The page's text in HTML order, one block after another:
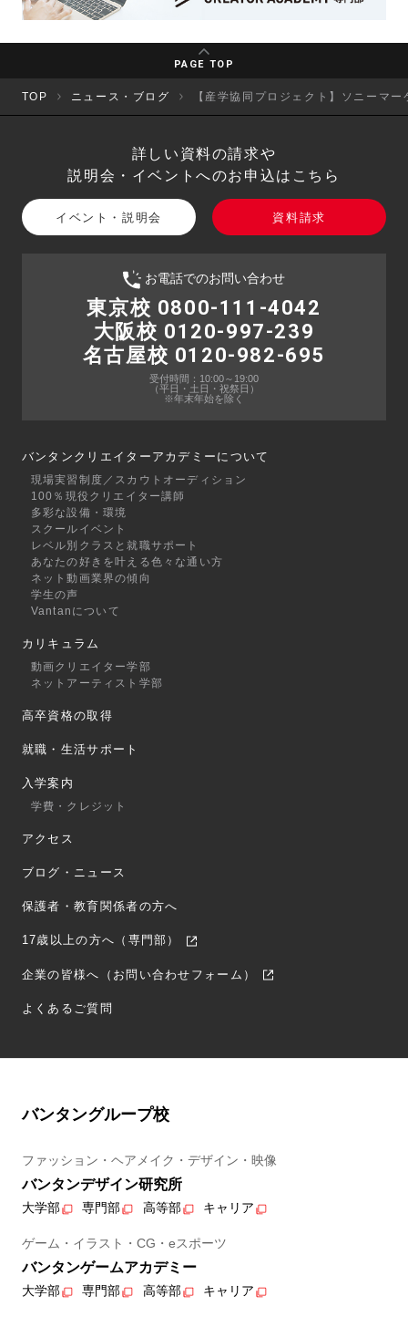
PAGE TOP
TOP ニュース・ブログ 【産学協同プロジェクト】ソニーマ
詳しい資料の請求や
説明会・イベントへのお申込はこちら
イベント・説明会 資料請求
お電話でのお問い合わせ
東京校 0800-111-4042
大阪校 0120-997-239
名古屋校 0120-982-695
受付時間：10:00～19:00
（平日・土日・祝祭日）
※年末年始を除く
バンタンクリエイターアカデミーについて
現場実習制度／スカウトオーディション
100％現役クリエイター講師
多彩な設備・環境
スクールイベント
レベル別クラスと就職サポート
あなたの好きを叶える⾊々な通い⽅
ネット動画業界の傾向
学生の声
Vantanについて
カリキュラム
動画クリエイター学部
ネットアーティスト学部
高卒資格の取得
就職・生活サポート
入学案内
学費・クレジット
アクセス
ブログ・ニュース
保護者・教育関係者の方へ
17歳以上の方へ（専門部）
企業の皆様へ（お問い合わせフォーム）
よくあるご質問
バンタングループ校
ファッション・ヘアメイク・デザイン・映像
バンタンデザイン研究所
大学部 専門部 高等部 キャリア
ゲーム・イラスト・CG・eスポーツ
バンタンゲームアカデミー
大学部 専門部 高等部 キャリア